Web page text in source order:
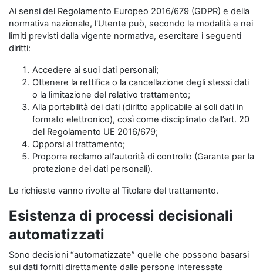
Ai sensi del Regolamento Europeo 2016/679 (GDPR) e della
normativa nazionale, l'Utente può, secondo le modalità e nei
limiti previsti dalla vigente normativa, esercitare i seguenti
diritti:
Accedere ai suoi dati personali;
Ottenere la rettifica o la cancellazione degli stessi dati
o la limitazione del relativo trattamento;
Alla portabilità dei dati (diritto applicabile ai soli dati in
formato elettronico), così come disciplinato dall’art. 20
del Regolamento UE 2016/679;
Opporsi al trattamento;
Proporre reclamo all'autorità di controllo (Garante per la
protezione dei dati personali).
Le richieste vanno rivolte al Titolare del trattamento.
Esistenza di processi decisionali
automatizzati
Sono decisioni “automatizzate” quelle che possono basarsi
sui dati forniti direttamente dalle persone interessate